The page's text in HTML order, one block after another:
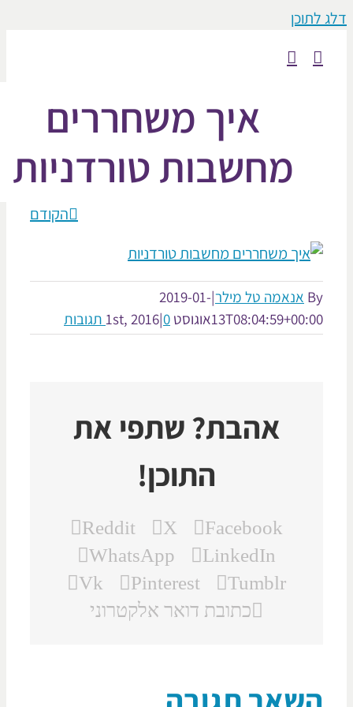
איך משחררים
מחשבות טורדניות
הקודם
אנאמה טל מילר|
2019-01-
אוגוסט 1st, 2016 |0 תגובות
אהבת? שתפי את
התוכן!
Facebook
X
Reddit
LinkedIn
WhatsApp
Tumblr
Pinterest
Vk
כתובת דואר אלקטרוני